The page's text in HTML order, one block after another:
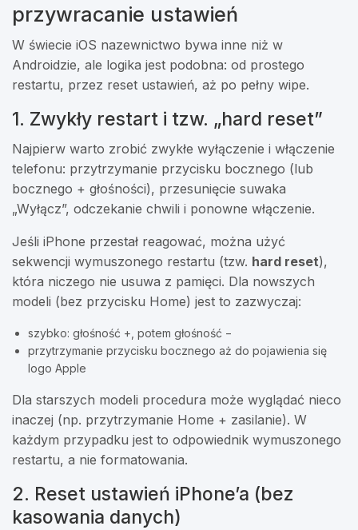
przywracanie ustawień
W świecie iOS nazewnictwo bywa inne niż w
Androidzie, ale logika jest podobna: od prostego
restartu, przez reset ustawień, aż po pełny wipe.
1. Zwykły restart i tzw. „hard reset”
Najpierw warto zrobić zwykłe wyłączenie i włączenie
telefonu: przytrzymanie przycisku bocznego (lub
bocznego + głośności), przesunięcie suwaka
„Wyłącz”, odczekanie chwili i ponowne włączenie.
Jeśli iPhone przestał reagować, można użyć
sekwencji wymuszonego restartu (tzw. hard reset),
która niczego nie usuwa z pamięci. Dla nowszych
modeli (bez przycisku Home) jest to zazwyczaj:
szybko: głośność +, potem głośność −
przytrzymanie przycisku bocznego aż do pojawienia się
logo Apple
Dla starszych modeli procedura może wyglądać nieco
inaczej (np. przytrzymanie Home + zasilanie). W
każdym przypadku jest to odpowiednik wymuszonego
restartu, a nie formatowania.
2. Reset ustawień iPhone’a (bez
kasowania danych)